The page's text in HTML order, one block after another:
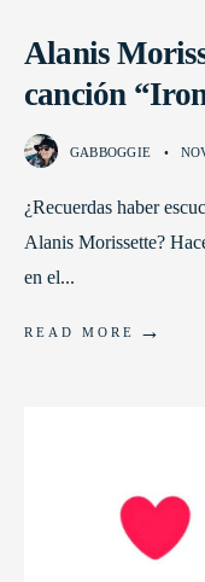
Alanis
canción
GABBOGGIE •
¿Recuerdas haber
Alanis Morissette?
en el...
READ MORE →